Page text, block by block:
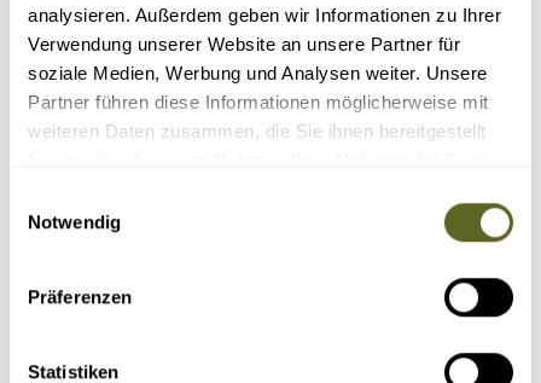
analysieren. Außerdem geben wir Informationen zu Ihrer
Verwendung unserer Website an unsere Partner für
soziale Medien, Werbung und Analysen weiter. Unsere
Partner führen diese Informationen möglicherweise mit
weiteren Daten zusammen, die Sie ihnen bereitgestellt
Notwendig
Präferenzen
Statistiken
Reisecode: AMCR016
19 Tage
ab 5.850 Euro zzgl. Flug
4 - 8 Personen
Detailprogramm 2026/2027